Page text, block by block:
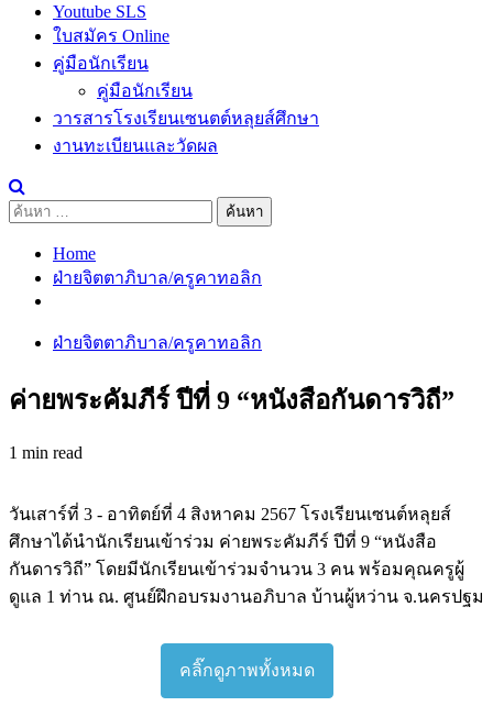
Youtube SLS
ใบสมัคร Online
คู่มือนักเรียน
คู่มือนักเรียน
วารสารโรงเรียนเซนตต์หลุยส์ศึกษา
งานทะเบียนและวัดผล
ค้นหา
Home
ฝ่ายจิตตาภิบาล/ครูคาทอลิก
ฝ่ายจิตตาภิบาล/ครูคาทอลิก
ค่ายพระคัมภีร์ ปีที่ 9 “หนังสือกันดารวิถี”
1 min read
วันเสาร์ที่ 3 - อาทิตย์ที่ 4 สิงหาคม 2567 โรงเรียนเซนต์หลุยส์
ศึกษาได้นำนักเรียนเข้าร่วม ค่ายพระคัมภีร์ ปีที่ 9 “หนังสือ
กันดารวิถี” โดยมีนักเรียนเข้าร่วมจำนวน 3 คน พร้อมคุณครูผู้
ดูแล 1 ท่าน ณ. ศูนย์ฝึกอบรมงานอภิบาล บ้านผู้หว่าน จ.นครปฐม
คลิ๊กดูภาพทั้งหมด